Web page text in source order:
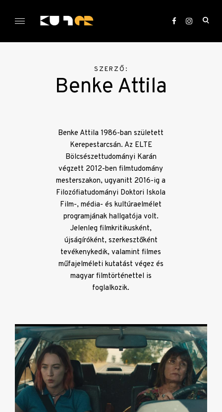
KULTer.hu
SZERZŐ:
Benke Attila
Benke Attila 1986-ban született
Kerepestarcsán. Az ELTE
Bölcsészettudományi Karán
végzett 2012-ben filmtudomány
mesterszakon, ugyanitt 2016-ig a
Filozófiatudományi Doktori Iskola
Film-, média- és kultúraelmélet
programjának hallgatója volt.
Jelenleg filmkritikusként,
újságíróként, szerkesztőként
tevékenykedik, valamint filmes
műfajelméleti kutatást végez és
magyar filmtörténettel is
foglalkozik.